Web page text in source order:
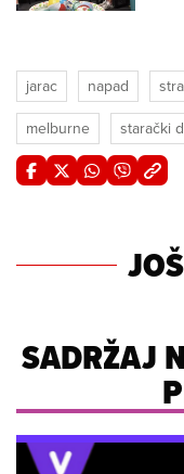
jarac napad
melburne
starački
SADRŽAJ